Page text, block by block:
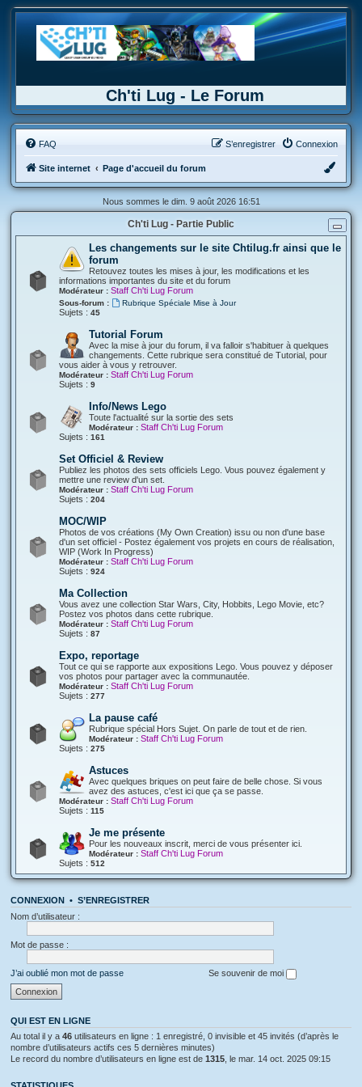
Ch'ti Lug - Le Forum
FAQ Connexion
S’enregistrer
Site internet Page d'accueil du forum
Nous sommes le dim. 9 août 2026 16:51
Ch'ti Lug - Partie Public
Les changements sur le site Chtilug.fr ainsi que le
forum
Retouvez toutes les mises à jour, les modifications et les
informations importantes du site et du forum
Modérateur : Staff Ch'ti Lug Forum
Sous-forum : Rubrique Spéciale Mise à Jour
Sujets : 45
Tutorial Forum
Avec la mise à jour du forum, il va falloir s'habituer à quelques
changements. Cette rubrique sera constitué de Tutorial, pour
vous aider à vous y retrouver.
Modérateur : Staff Ch'ti Lug Forum
Sujets : 9
Info/News Lego
Toute l'actualité sur la sortie des sets
Modérateur : Staff Ch'ti Lug Forum
Sujets : 161
Set Officiel & Review
Publiez les photos des sets officiels Lego. Vous pouvez également y
mettre une review d'un set.
Modérateur : Staff Ch'ti Lug Forum
Sujets : 204
MOC/WIP
Photos de vos créations (My Own Creation) issu ou non d'une base
d'un set officiel - Postez également vos projets en cours de réalisation,
WIP (Work In Progress)
Modérateur : Staff Ch'ti Lug Forum
Sujets : 924
Ma Collection
Vous avez une collection Star Wars, City, Hobbits, Lego Movie, etc?
Postez vos photos dans cette rubrique.
Modérateur : Staff Ch'ti Lug Forum
Sujets : 87
Expo, reportage
Tout ce qui se rapporte aux expositions Lego. Vous pouvez y déposer
vos photos pour partager avec la communautée.
Modérateur : Staff Ch'ti Lug Forum
Sujets : 277
La pause café
Rubrique spécial Hors Sujet. On parle de tout et de rien.
Modérateur : Staff Ch'ti Lug Forum
Sujets : 275
Astuces
Avec quelques briques on peut faire de belle chose. Si vous
avez des astuces, c'est ici que ça se passe.
Modérateur : Staff Ch'ti Lug Forum
Sujets : 115
Je me présente
Pour les nouveaux inscrit, merci de vous présenter ici.
Modérateur : Staff Ch'ti Lug Forum
Sujets : 512
CONNEXION • S’ENREGISTRER
Nom d’utilisateur :
Mot de passe :
J’ai oublié mon mot de passe Se souvenir de moi
QUI EST EN LIGNE
Au total il y a 46 utilisateurs en ligne : 1 enregistré, 0 invisible et 45 invités (d’après le
nombre d’utilisateurs actifs ces 5 dernières minutes)
Le record du nombre d’utilisateurs en ligne est de 1315 , le mar. 14 oct. 2025 09:15